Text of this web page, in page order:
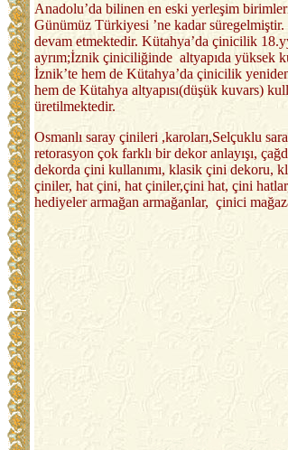
Anadolu’da bilinen en eski yerleşim
Günümüz Türkiyesi ’ne kadar
devam etmektedir. Kütahya’da çinicilik
ayrım;İznik çiniciliğinde altyapıda yüksek
İznik’te hem de Kütahya’da çinicilik
hem de Kütahya altyapısı(düşük kuvars)
üretilmektedir.
Osmanlı saray çinileri ,karoları,Selçuklu
retorasyon çok farklı bir dekor anlayışı,
dekorda çini kullanımı, klasik çini dekoru,
çiniler, hat çini, hat çiniler,çini hat, çini
hediyeler armağan armağanlar, çinici